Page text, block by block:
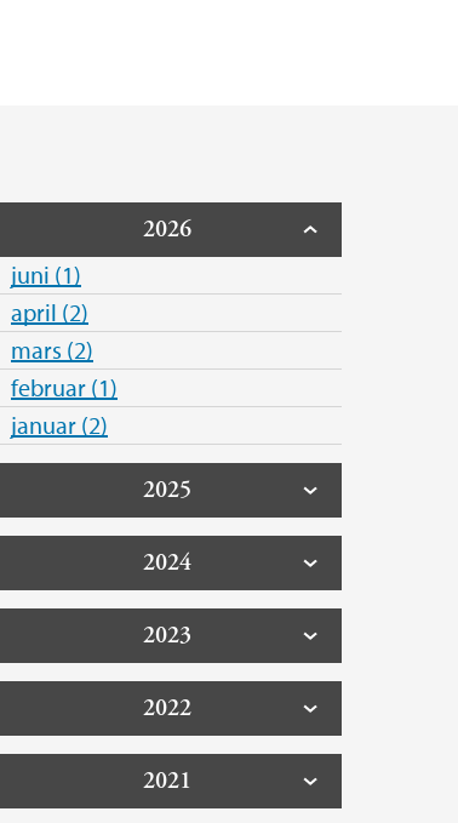
2026
juni (1)
april (2)
mars (2)
februar (1)
januar (2)
2025
2024
2023
2022
2021